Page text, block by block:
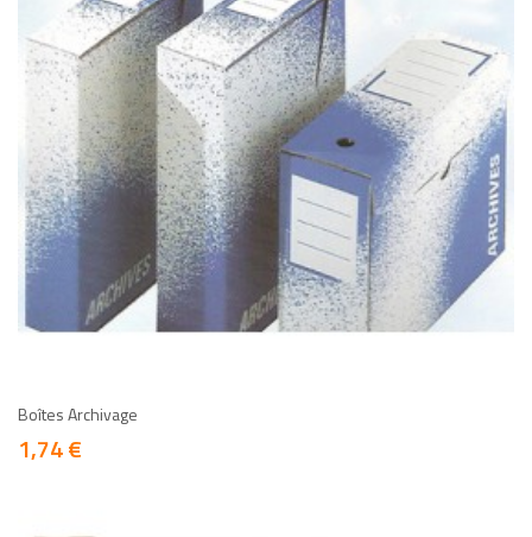
Boîtes Archivage
1,74 €